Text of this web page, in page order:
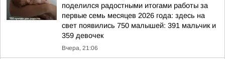
поделился радостными итогами работы за
первые семь месяцев 2026 года: здесь на
свет появились 750 малышей: 391 мальчик и
359 девочек
Вчера, 21:06